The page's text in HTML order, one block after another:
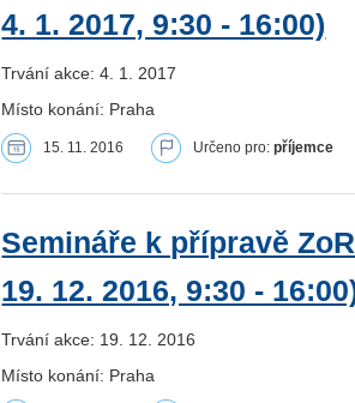
4. 1. 2017, 9:30 - 16:00)
Trvání akce: 4. 1. 2017
Místo konání: Praha
15. 11. 2016 Určeno pro:příjemce
Semináře k přípravě
19. 12. 2016, 9:30 -
Trvání akce: 19. 12. 2016
Místo konání: Praha